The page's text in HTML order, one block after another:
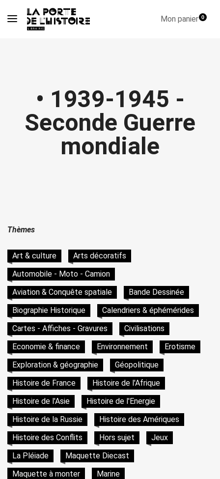
Mon panier0
• 1939-1945 -
Seconde Guerre
mondiale
Thèmes
Art & culture
Arts décoratifs
Automobile - Moto - Camion
Aviation & Conquête spatiale
Bande Dessinée
Biographie Historique
Calendriers & éphémérides
Cartes - Affiches - Gravures
Civilisations
Economie & finance
Environnement
Erotisme
Exploration & géographie
Géopolitique
Histoire de France
Histoire de l'Afrique
Histoire de l'Asie
Histoire de l'Energie
Histoire de la Russie
Histoire des Amériques
Histoire des Conflits
Hors sujet
Jeux
La Pléiade
Maquette Diecast
Maquette à monter
Marine